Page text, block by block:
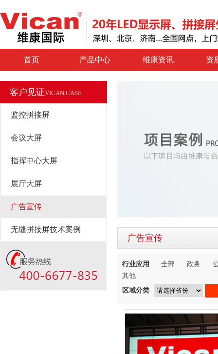
首页 产品中心 维康资讯 资
客户见证VICAN CASE
监控拼接屏
会议大屏
指挥中心大屏
展厅大屏
广告宣传
无缝拼接屏技术案例
广告宣传
行业应用 全部 政务
其他
区域分类